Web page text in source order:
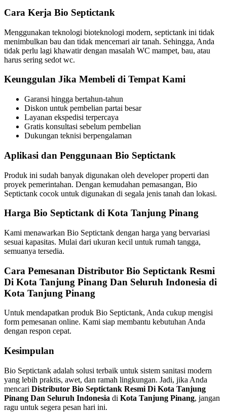
Cara Kerja Bio Septictank
Menggunakan teknologi bioteknologi modern, septictank ini tidak
menimbulkan bau dan tidak mencemari air tanah. Sehingga, Anda
tidak perlu lagi khawatir dengan masalah WC mampet, bau, atau
harus sering sedot wc.
Keunggulan Jika Membeli di Tempat Kami
Garansi hingga bertahun-tahun
Diskon untuk pembelian partai besar
Layanan ekspedisi terpercaya
Gratis konsultasi sebelum pembelian
Dukungan teknisi berpengalaman
Aplikasi dan Penggunaan Bio Septictank
Produk ini sudah banyak digunakan oleh developer properti dan
proyek pemerintahan. Dengan kemudahan pemasangan, Bio
Septictank cocok untuk digunakan di segala jenis tanah dan lokasi.
Harga Bio Septictank di Kota Tanjung Pinang
Kami menawarkan Bio Septictank dengan harga yang bervariasi
sesuai kapasitas. Mulai dari ukuran kecil untuk rumah tangga,
semuanya tersedia.
Cara Pemesanan Distributor Bio Septictank Resmi
Di Kota Tanjung Pinang Dan Seluruh Indonesia di
Kota Tanjung Pinang
Untuk mendapatkan produk Bio Septictank, Anda cukup mengisi
form pemesanan online. Kami siap membantu kebutuhan Anda
dengan respon cepat.
Kesimpulan
Bio Septictank adalah solusi terbaik untuk sistem sanitasi modern
yang lebih praktis, awet, dan ramah lingkungan. Jadi, jika Anda
mencari Distributor Bio Septictank Resmi Di Kota Tanjung
Pinang Dan Seluruh Indonesia di Kota Tanjung Pinang, jangan
ragu untuk segera pesan hari ini.